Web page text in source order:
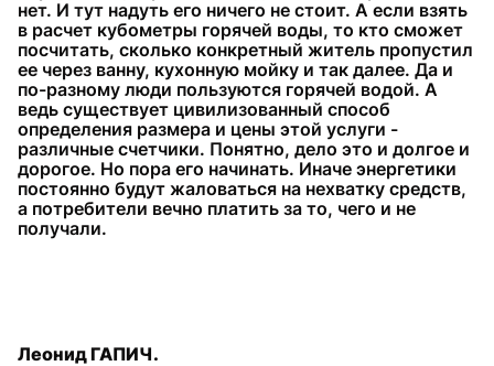
нет. И тут надуть его ничего не стоит. А если взять
в расчет кубометры горячей воды, то кто сможет
посчитать, сколько конкретный житель пропустил
ее через ванну, кухонную мойку и так далее. Да и
по-разному люди пользуются горячей водой. А
ведь существует цивилизованный способ
определения размера и цены этой услуги -
различные счетчики. Понятно, дело это и долгое и
дорогое. Но пора его начинать. Иначе энергетики
постоянно будут жаловаться на нехватку средств,
а потребители вечно платить за то, чего и не
получали.
Леонид ГАПИЧ.